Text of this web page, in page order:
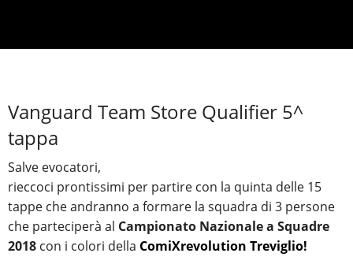
Vanguard Team Store Qualifier 5^
tappa
Salve evocatori,
rieccoci prontissimi per partire con la quinta delle 15
tappe che andranno a formare la squadra di 3 persone
che parteciperà al Campionato Nazionale a Squadre
2018 con i colori della ComiXrevolution Treviglio!